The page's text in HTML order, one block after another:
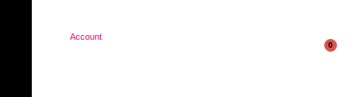
Account
0